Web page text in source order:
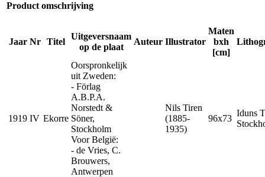
Product omschrijving
Jaar Nr Titel
Uitgeversnaam
op de plaat
Auteur Illustrator
Maten
bxh
[cm]
1919 IV Ekorre
Oorspronkelijk
uit Zweden:
- Förlag
A.B.P.A.
Norstedt &
Söner,
Stockholm
Voor België:
- de Vries, C.
Brouwers,
Antwerpen
Nils Tiren
(1885-
1935)
96x73
Iduns